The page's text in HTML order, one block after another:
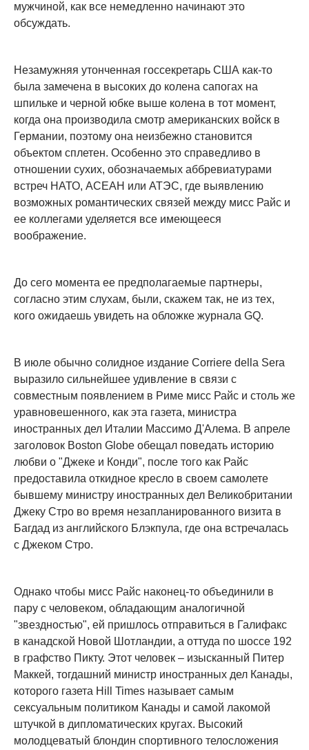
мужчиной, как все немедленно начинают это
обсуждать.
Незамужняя утонченная госсекретарь США как-то
была замечена в высоких до колена сапогах на
шпильке и черной юбке выше колена в тот момент,
когда она производила смотр американских войск в
Германии, поэтому она неизбежно становится
объектом сплетен. Особенно это справедливо в
отношении сухих, обозначаемых аббревиатурами
встреч НАТО, АСЕАН или АТЭС, где выявлению
возможных романтических связей между мисс Райс и
ее коллегами уделяется все имеющееся
воображение.
До сего момента ее предполагаемые партнеры,
согласно этим слухам, были, скажем так, не из тех,
кого ожидаешь увидеть на обложке журнала GQ.
В июле обычно солидное издание Corriere della Sera
выразило сильнейшее удивление в связи с
совместным появлением в Риме мисс Райс и столь же
уравновешенного, как эта газета, министра
иностранных дел Италии Массимо Д'Алема. В апреле
заголовок Boston Globe обещал поведать историю
любви о "Джеке и Конди", после того как Райс
предоставила откидное кресло в своем самолете
бывшему министру иностранных дел Великобритании
Джеку Стро во время незапланированного визита в
Багдад из английского Блэкпула, где она встречалась
с Джеком Стро.
Однако чтобы мисс Райс наконец-то объединили в
пару с человеком, обладающим аналогичной
"звездностью", ей пришлось отправиться в Галифакс
в канадской Новой Шотландии, а оттуда по шоссе 192
в графство Пикту. Этот человек – изысканный Питер
Маккей, тогдашний министр иностранных дел Канады,
которого газета Hill Times называет самым
сексуальным политиком Канады и самой лакомой
штучкой в дипломатических кругах. Высокий
молодцеватый блондин спортивного телосложения